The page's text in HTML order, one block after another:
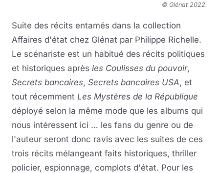
© Glénat 2022.
Suite des récits entamés dans la collection
Affaires d'état chez Glénat par Philippe Richelle.
Le scénariste est un habitué des récits politiques
et historiques après les Coulisses du pouvoir,
Secrets bancaires, Secrets bancaires USA, et
tout récemment Les Mystères de la République
déployé selon la même mode que les albums qui
nous intéressent ici … les fans du genre ou de
l'auteur seront donc ravis avec les suites de ces
trois récits mélangeant faits historiques, thriller
policier, espionnage, complots d'état. Pour les